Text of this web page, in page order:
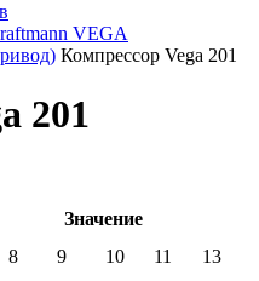
VEGA
Компрессор Vega 201
201
Значение
8 9 10 11
13